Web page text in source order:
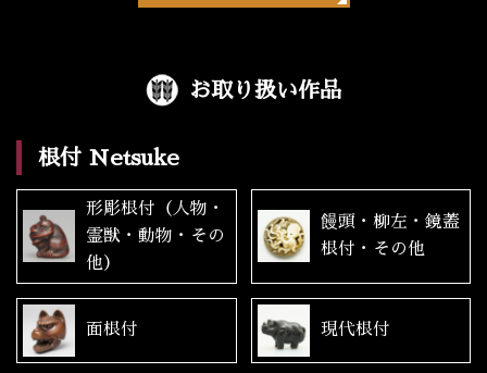
お取り扱い作品
根付 Netsuke
形彫根付（人物・
霊獣・動物・その
他）
饅頭・柳左・鏡蓋
根付・その他
面根付 現代根付